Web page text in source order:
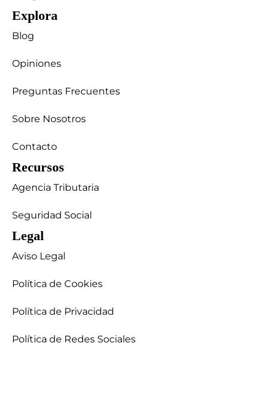
Explora
Blog
Opiniones
Preguntas Frecuentes
Sobre Nosotros
Contacto
Recursos
Agencia Tributaria
Seguridad Social
Legal
Aviso Legal
Política de Cookies
Política de Privacidad
Política de Redes Sociales